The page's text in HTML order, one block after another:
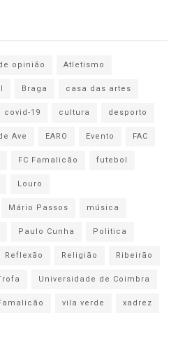
opinião
Atletismo
Braga
casa das artes
covid-19 cultura
desporto
Ave EARO Evento
FAC
FC Famalicão
futebol
Louro
Mário Passos
música
Paulo Cunha
Politica
Reflexão Religião
Ribeirão
Universidade de Coimbra
vila verde xadrez